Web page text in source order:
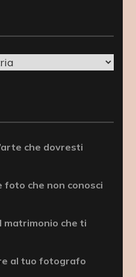
che dovresti
foto che non conosci
matrimonio che ti
al tuo fotografo